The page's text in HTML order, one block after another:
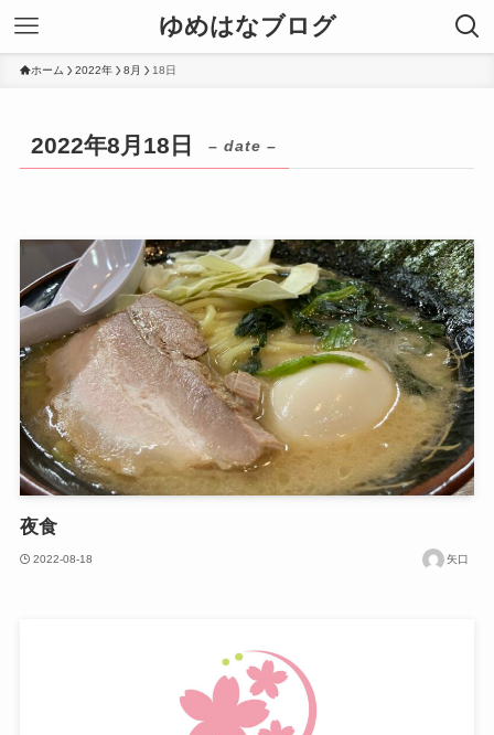
ゆめはなブログ
ホーム 2022年 8月 18日
2022年8月18日 – date –
夜食
2022-08-18 矢口